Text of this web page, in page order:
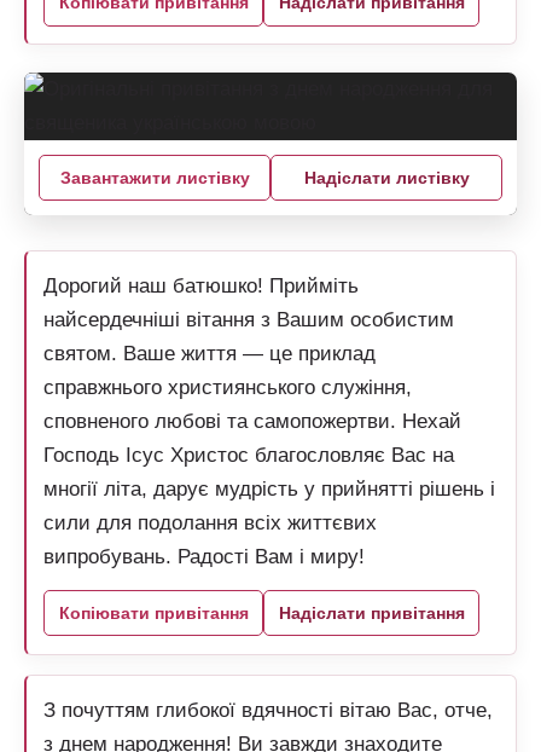
Завантажити листівку Надіслати листівку
Дорогий наш батюшко! Прийміть
найсердечніші вітання з Вашим особистим
святом. Ваше життя — це приклад
справжнього християнського служіння,
сповненого любові та самопожертви. Нехай
Господь Ісус Христос благословляє Вас на
многії літа, дарує мудрість у прийнятті рішень і
сили для подолання всіх життєвих
випробувань. Радості Вам і миру!
Копіювати привітання Надіслати привітання
З почуттям глибокої вдячності вітаю Вас, отче,
з днем народження! Ви завжди знаходите